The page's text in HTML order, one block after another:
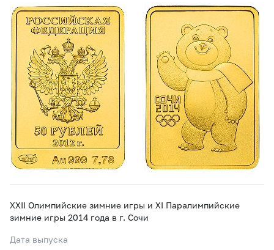
XXII Олимпийские зимние игры и XI Паралимпийские
зимние игры 2014 года в г. Сочи
Дата выпуска